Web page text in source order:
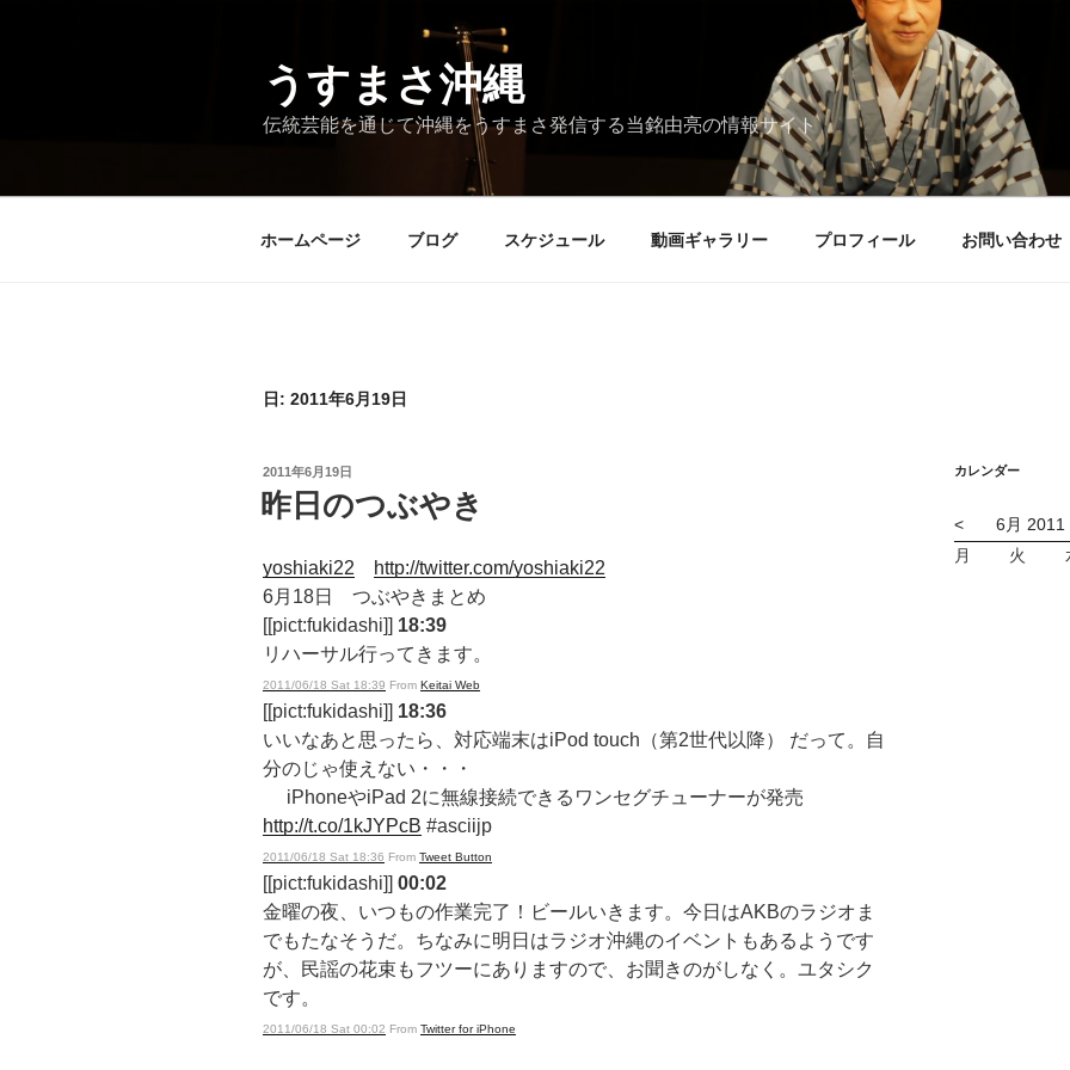
うすまさ沖縄
伝統芸能を通じて沖縄をうすまさ発信する当銘由亮の情報サイト
ホームページ ブログ スケジュール 動画ギャラリー プロフィール お問い合わせ
日: 2011年6月19日
投
稿
日:
2011年6月19日
昨日のつぶやき
yoshiaki22
http://twitter.com/yoshiaki22
6月18日 つぶやきまとめ
[[pict:fukidashi]] 18:39
リハーサル行ってきます。
2011/06/18 Sat 18:39 From Keitai Web
[[pict:fukidashi]] 18:36
いいなあと思ったら、対応端末はiPod touch（第2世代以降） だって。自
分のじゃ使えない・・・
iPhoneやiPad 2に無線接続できるワンセグチューナーが発売
http://t.co/1kJYPcB #asciijp
2011/06/18 Sat 18:36 From Tweet Button
[[pict:fukidashi]] 00:02
金曜の夜、いつもの作業完了！ビールいきます。今日はAKBのラジオま
でもたなそうだ。ちなみに明日はラジオ沖縄のイベントもあるようです
が、民謡の花束もフツーにありますので、お聞きのがしなく。ユタシク
です。
2011/06/18 Sat 00:02 From Twitter for iPhone
カレンダー
<
6月 2011
月
火